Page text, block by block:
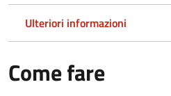
Ulteriori informazioni
Come fare